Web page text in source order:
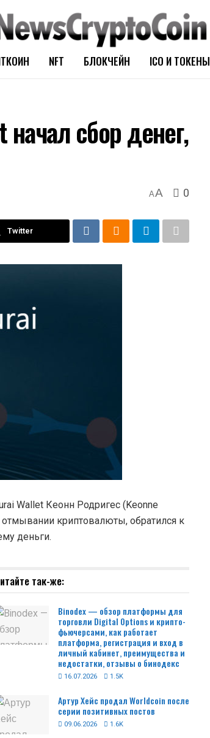
NFT БЛОКЧЕЙН ICO И ТОКЕНЫ
начал сбор денег,
AA 0
Twitter
Wallet Кеонн Родригес (Keonne
криптовалюты, обратился к
деньги.
так-же:
Binodex — обзор платформы для
торговли Digital Options и крипто-
фьючерсами, как работает
платформа, регистрация и вход в
личный кабинет, преимущества и
недостатки, отзывы о бинодекс
16.07.2026 1.5K
Артур Хейс продал Worldcoin после
серии позитивных постов
09.06.2026 1.6K